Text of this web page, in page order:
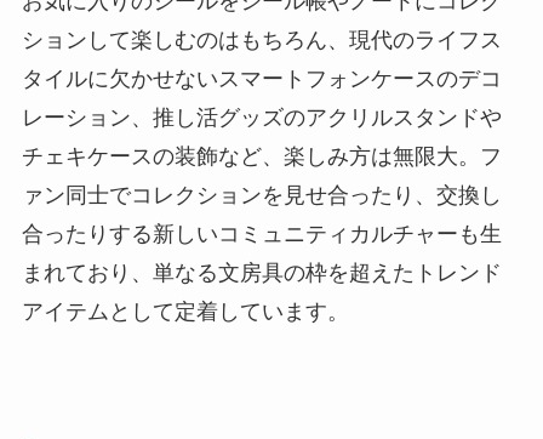
ションして楽しむのはもちろん、現代のライフス
タイルに欠かせないスマートフォンケースのデコ
レーション、推し活グッズのアクリルスタンドや
チェキケースの装飾など、楽しみ方は無限大。フ
ァン同士でコレクションを見せ合ったり、交換し
合ったりする新しいコミュニティカルチャーも生
まれており、単なる文房具の枠を超えたトレンド
アイテムとして定着しています。